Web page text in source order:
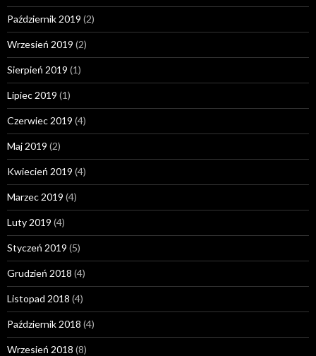
Październik 2019 (2)
Wrzesień 2019 (2)
Sierpień 2019 (1)
Lipiec 2019 (1)
Czerwiec 2019 (4)
Maj 2019 (2)
Kwiecień 2019 (4)
Marzec 2019 (4)
Luty 2019 (4)
Styczeń 2019 (5)
Grudzień 2018 (4)
Listopad 2018 (4)
Październik 2018 (4)
Wrzesień 2018 (8)